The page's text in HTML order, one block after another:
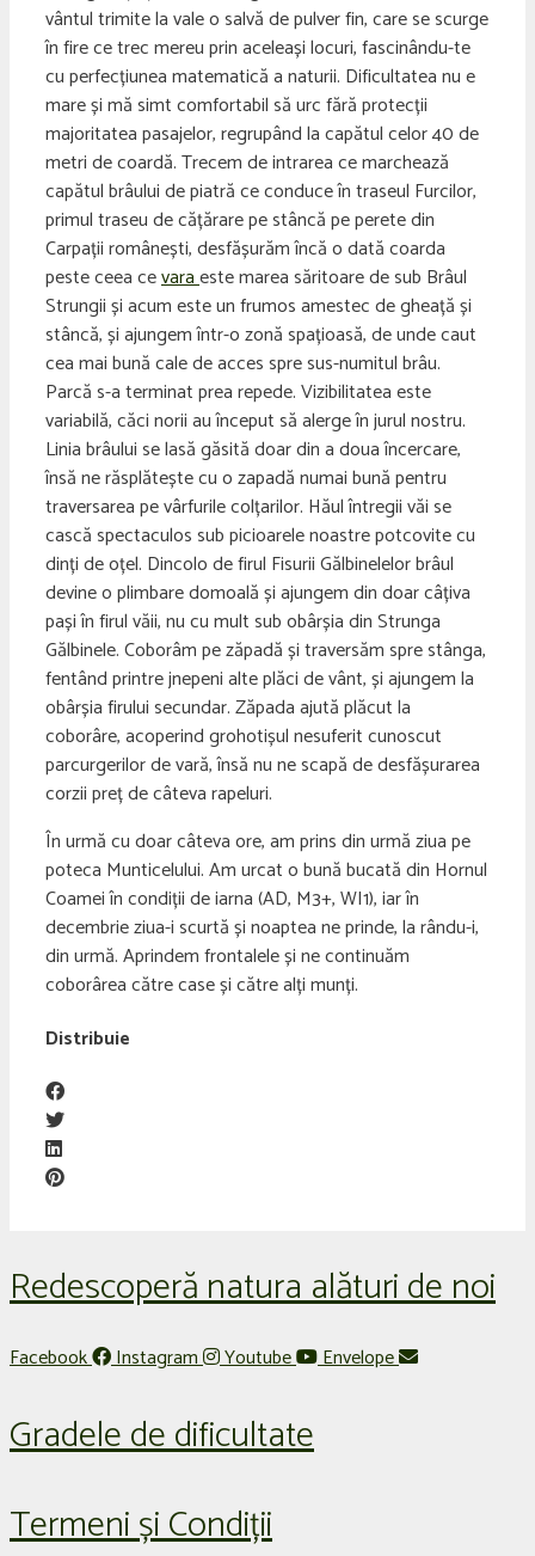
vântul trimite la vale o salvă de pulver fin, care se scurge
în fire ce trec mereu prin aceleași locuri, fascinându-te
cu perfecțiunea matematică a naturii. Dificultatea nu e
mare și mă simt comfortabil să urc fără protecții
majoritatea pasajelor, regrupând la capătul celor 40 de
metri de coardă. Trecem de intrarea ce marchează
capătul brâului de piatră ce conduce în traseul Furcilor,
primul traseu de cățărare pe stâncă pe perete din
Carpații românești, desfășurăm încă o dată coarda
peste ceea cevaraeste marea săritoare de sub Brâul
Strungii și acum este un frumos amestec de gheață și
stâncă, și ajungem într-o zonă spațioasă, de unde caut
cea mai bună cale de acces spre sus-numitul brâu.
Parcă s-a terminat prea repede. Vizibilitatea este
variabilă, căci norii au început să alerge în jurul nostru.
Linia brâului se lasă găsită doar din a doua încercare,
însă ne răsplătește cu o zapadă numai bună pentru
traversarea pe vârfurile colțarilor. Hăul întregii văi se
cască spectaculos sub picioarele noastre potcovite cu
dinți de oțel. Dincolo de firul Fisurii Gălbinelelor brâul
devine o plimbare domoală și ajungem din doar câțiva
pași în firul văii, nu cu mult sub obârșia din Strunga
Gălbinele. Coborâm pe zăpadă și traversăm spre stânga,
fentând printre jnepeni alte plăci de vânt, și ajungem la
obârșia firului secundar. Zăpada ajută plăcut la
coborâre, acoperind grohotișul nesuferit cunoscut
parcurgerilor de vară, însă nu ne scapă de desfășurarea
corzii preț de câteva rapeluri.
În urmă cu doar câteva ore, am prins din urmă ziua pe
poteca Munticelului. Am urcat o bună bucată din Hornul
Coamei în condiții de iarna (AD, M3+, WI1), iar în
decembrie ziua-i scurtă și noaptea ne prinde, la rându-i,
din urmă. Aprindem frontalele și ne continuăm
coborârea către case și către alți munți.
Distribuie
Redescoperă natura alături de noi
Facebook Instagram Youtube Envelope
Gradele de dificultate
Termeni și Condiții